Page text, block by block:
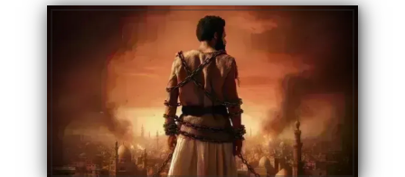
البرلمان
الوزارات
الأحزاب